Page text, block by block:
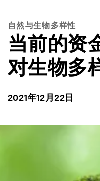
自然与生物多样性
当前的资
对生物多
2021年12月22日